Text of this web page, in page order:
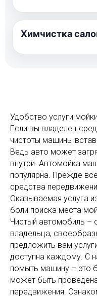
Химчистка
Удобство услуги
Если вы владелец
чистоты машины
Ведь авто может
внутри. Автомойка
популярна. Прежде
средства
Оказываемая услуга
боли поиска места
Чистый автомобиль –
владельца,
предложить вам
доступна каждому. С
помыть машину – это
может быть
передвижения.